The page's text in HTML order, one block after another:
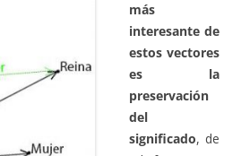
más
interesante de
estos vectores
es la
preservación
del
significado, de